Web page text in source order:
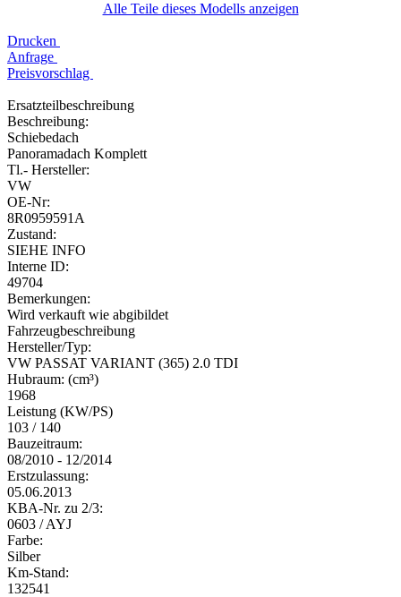
Alle Teile dieses Modells anzeigen
Drucken
Anfrage
Preisvorschlag
Ersatzteilbeschreibung
Beschreibung:
Schiebedach
Panoramadach Komplett
Tl.- Hersteller:
VW
OE-Nr:
8R0959591A
Zustand:
SIEHE INFO
Interne ID:
49704
Bemerkungen:
Wird verkauft wie abgibildet
Fahrzeugbeschreibung
Hersteller/Typ:
VW PASSAT VARIANT (365) 2.0 TDI
Hubraum: (cm³)
1968
Leistung (KW/PS)
103 / 140
Bauzeitraum:
08/2010 - 12/2014
Erstzulassung:
05.06.2013
KBA-Nr. zu 2/3:
0603 / AYJ
Farbe:
Silber
Km-Stand:
132541